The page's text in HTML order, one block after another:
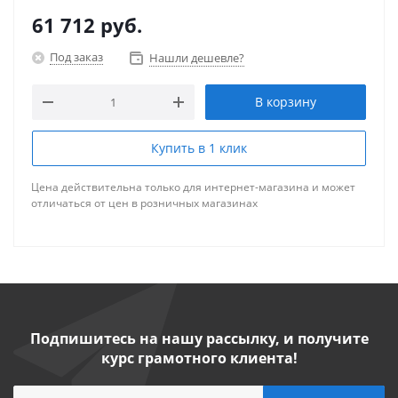
61 712 руб.
Под заказ Нашли дешевле?
В корзину
Купить в 1 клик
Цена действительна только для интернет-магазина и может
отличаться от цен в розничных магазинах
Подпишитесь на нашу рассылку, и получите
курс грамотного клиента!